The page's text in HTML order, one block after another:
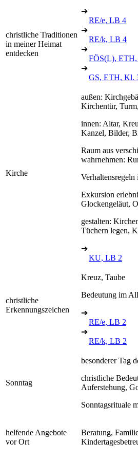
christliche Traditionen
in meiner Heimat
entdecken
➔
RE/e, LB 4
➔
RE/k, LB 4
➔
FÖS(L),
➔
GS, ETH, Kl.
Kirche
außen:
Kirchentür,
innen: Altar,
Kanzel, Bilder,
Raum aus
wahrnehmen:
Exkursion
Glockengeläut,
gestalten:
Tüchern legen,
➔
KU, LB 2
christliche
Erkennungszeichen
Kreuz, Taube
Bedeutung im
➔
RE/e, LB 2
➔
RE/k, LB 2
Sonntag
besonderer Tag
christliche
Auferstehung,
Sonntagsrituale
helfende Angebote
vor Ort
Beratung,